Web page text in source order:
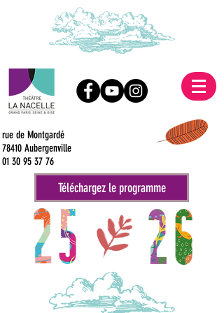
rue de Montgardé
78410 Aubergenville
01 30 95 37 76
Téléchargez le programme